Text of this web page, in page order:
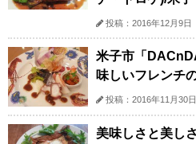
投稿：2016年12月9日
米子市「
味しいフレンチ
投稿：2016年11月30日
美味しさと美し